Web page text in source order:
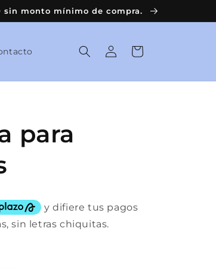
sin monto mínimo de compra.
Iniciar
sesión
Carrito
para